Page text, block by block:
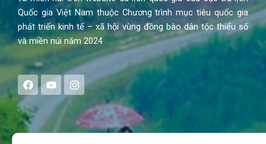
Quốc gia Việt Nam thuộc Chương trình mục tiêu quốc gia
phát triển kinh tế – xã hội vùng đồng bào dân tộc thiểu số
và miền núi năm 2024
F
a
e
b
o
Y
o
t
u
b
I
n
s
a
g
Search